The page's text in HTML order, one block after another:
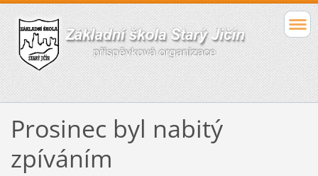
Prosinec byl nabitý
zpíváním